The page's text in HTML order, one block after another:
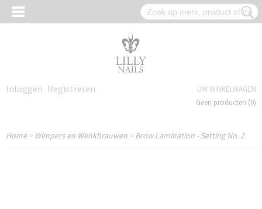
Inloggen Registreren
UW WINKELWAGEN
Geen producten (0)
Home> Wimpers en Wenkbrauwen >Brow Lamination - Setting No. 2